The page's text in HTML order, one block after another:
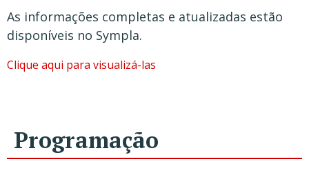
As informações completas e atualizadas estão
disponíveis no Sympla.
Clique aqui para visualizá-las
Programação